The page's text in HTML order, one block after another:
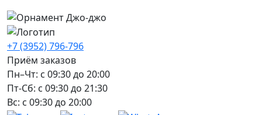
+7 (3952) 796-796
Приём заказов
Пн–Чт: с 09:30 до 20:00
Пт-Сб: с 09:30 до 21:30
Вс: с 09:30 до 20:00